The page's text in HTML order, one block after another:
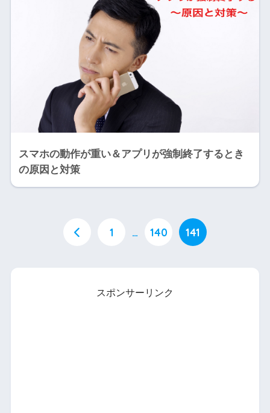
スマホの動作が重い＆アプリが強制終了するとき
の原因と対策
1 … 140 141
スポンサーリンク